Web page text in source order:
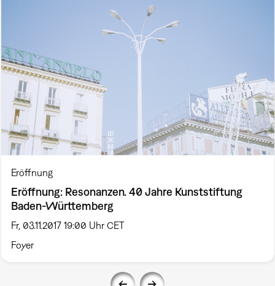
Eröffnung
Eröffnung: Resonanzen. 40 Jahre Kunststiftung
Baden-Württemberg
Fr, 03.11.2017 19:00 Uhr CET
Foyer